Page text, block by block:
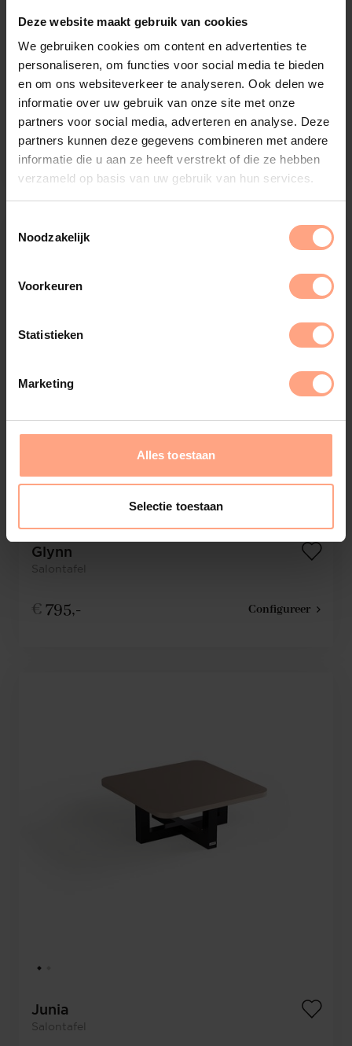
Deze website maakt gebruik van cookies
We gebruiken cookies om content en advertenties te
personaliseren, om functies voor social media te bieden
en om ons websiteverkeer te analyseren. Ook delen we
informatie over uw gebruik van onze site met onze
partners voor social media, adverteren en analyse. Deze
partners kunnen deze gegevens combineren met andere
informatie die u aan ze heeft verstrekt of die ze hebben
verzameld op basis van uw gebruik van hun services.
Noodzakelijk
Voorkeuren
Statistieken
Marketing
Alles toestaan
Selectie toestaan
Salontafel
€775,- Configureer
Glynn
Salontafel
€ 795,- Configureer
Junia
Salontafel